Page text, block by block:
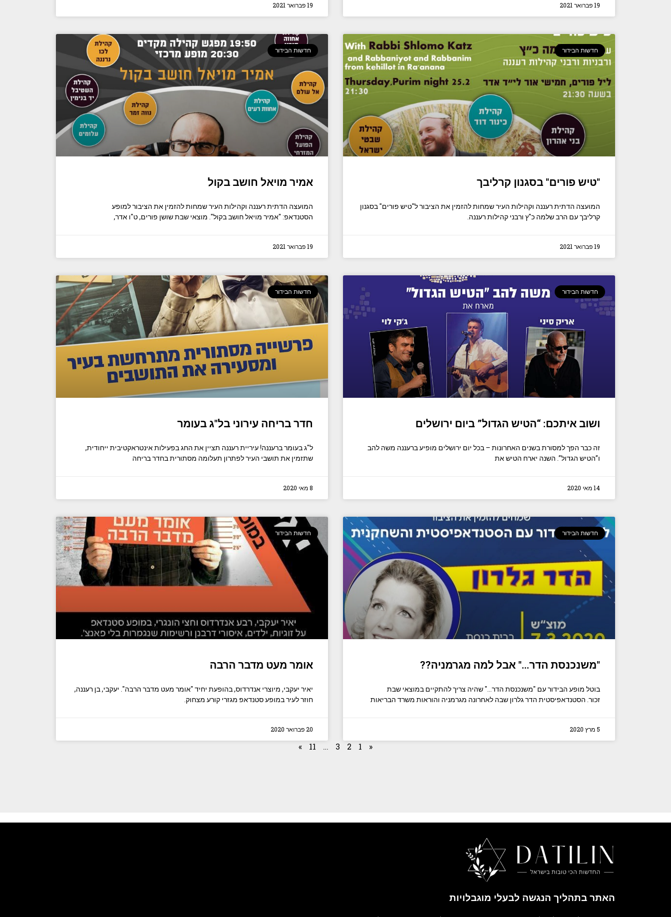
19 פברואר 2021 19 פברואר 2021
חדשות הבידור
"טיש פורים" בסגנון קרליבך
המועצה הדתית רעננה וקהילות העיר שמחות להזמין את הציבור ל"טיש פורים" בסגנון
קרליבך עם הרב שלמה כ"ץ ורבני קהילות רעננה.
19 פברואר 2021
חדשות הבידור
אמיר מויאל חושב בקול
המועצה הדתית רעננה וקהילות העיר שמחות להזמין את הציבור למופע
הסטנדאפ: "אמיר מויאל חושב בקול". מוצאי שבת שושן פורים, ט"ו אדר,
19 פברואר 2021
חדשות הבידור
ושוב איתכם: “הטיש הגדול” ביום ירושלים
זה כבר הפך למסורת בשנים האחרונות – בכל יום ירושלים מופיע ברעננה משה להב
ו”הטיש הגדול”. השנה יארח הטיש את
14 מאי 2020
חדשות הבידור
חדר בריחה עירוני בל"ג בעומר
ל"ג בעומר ברעננה! עיריית רעננה תציין את החג בפעילות אינטראקטיבית ייחודית,
שתזמין את תושבי העיר לפתרון תעלומה מסתורית בחדר בריחה
8 מאי 2020
חדשות הבידור
"משנכנסת הדר…" אבל למה מגרמניה??
בוטל מופע הבידור עם "משנכנסת הדר…" שהיה צריך להתקיים במוצאי שבת
זכור. הסטנדאפיסטית הדר גלרון שבה לאחרונה מגרמניה והוראות משרד הבריאות
5 מרץ 2020
חדשות הבידור
אומר מעט מדבר הרבה
יאיר יעקבי, מיוצרי אנדרדוס, בהופעת יחיד "אומר מעט מדבר הרבה". יעקבי, בן רעננה,
חוזר לעיר במופע סטנדאפ מגזרי קורע מצחוק.
20 פברואר 2020
«
1
2
3
…
11
»
האתר בתהליך הנגשה לבעלי מוגבלויות